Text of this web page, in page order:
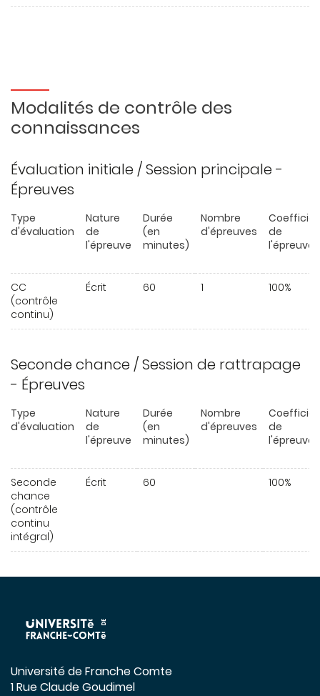
Modalités de contrôle des
connaissances
Évaluation initiale / Session principale -
Épreuves
Type
d'évaluation
Nature
de
l'épreuve
Durée
(en
minutes)
Nombre
d'épreuves
de
l'épreuve
CC
(contrôle
continu)
Écrit 60 1 100%
Seconde chance / Session de rattrapage
- Épreuves
Type
d'évaluation
Nature
de
l'épreuve
Durée
(en
minutes)
Nombre
d'épreuves
de
l'épreuve
Seconde
chance
(contrôle
continu
intégral)
Écrit 60 100%
Université de Franche Comte
1 Rue Claude Goudimel